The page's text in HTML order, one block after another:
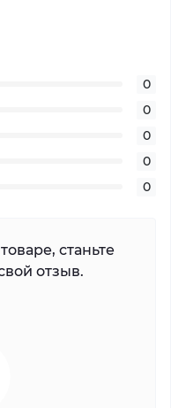
0
0
0
0
0
станьте
отзыв.